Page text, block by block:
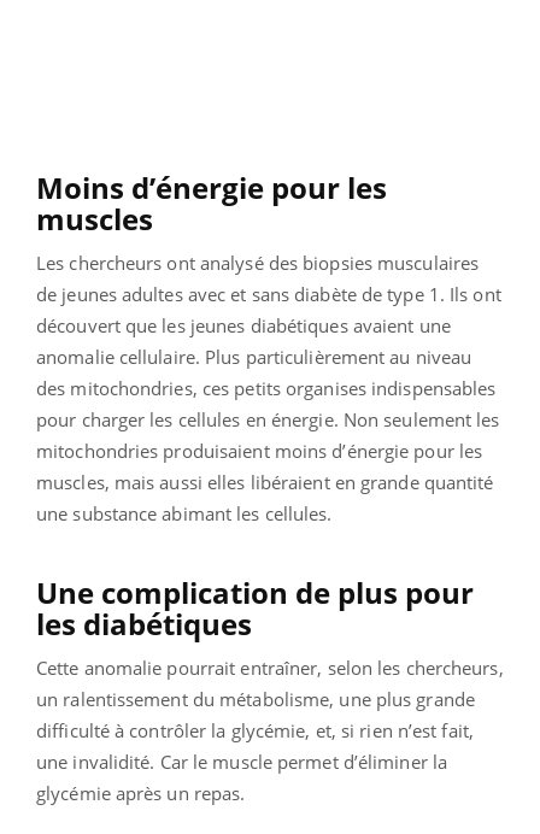
Moins d’énergie pour les
muscles
Les chercheurs ont analysé des biopsies musculaires
de jeunes adultes avec et sans diabète de type 1. Ils ont
découvert que les jeunes diabétiques avaient une
anomalie cellulaire. Plus particulièrement au niveau
des mitochondries, ces petits organises indispensables
pour charger les cellules en énergie. Non seulement les
mitochondries produisaient moins d’énergie pour les
muscles, mais aussi elles libéraient en grande quantité
une substance abimant les cellules.
Une complication de plus pour
les diabétiques
Cette anomalie pourrait entraîner, selon les chercheurs,
un ralentissement du métabolisme, une plus grande
difficulté à contrôler la glycémie, et, si rien n’est fait,
une invalidité. Car le muscle permet d’éliminer la
glycémie après un repas.